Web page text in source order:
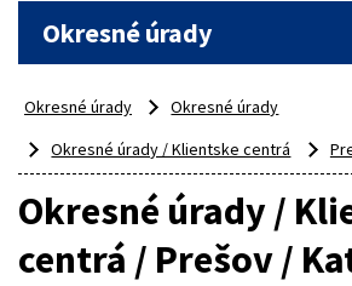
Okresné úrady
Okresné úrady
Okresné úrady
Okresné úrady / Klientske centrá
Okresné úrady /
centrá / Prešov /